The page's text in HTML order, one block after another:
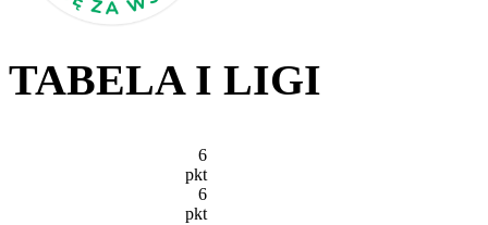
TABELA I LIGI
6
pkt
6
pkt